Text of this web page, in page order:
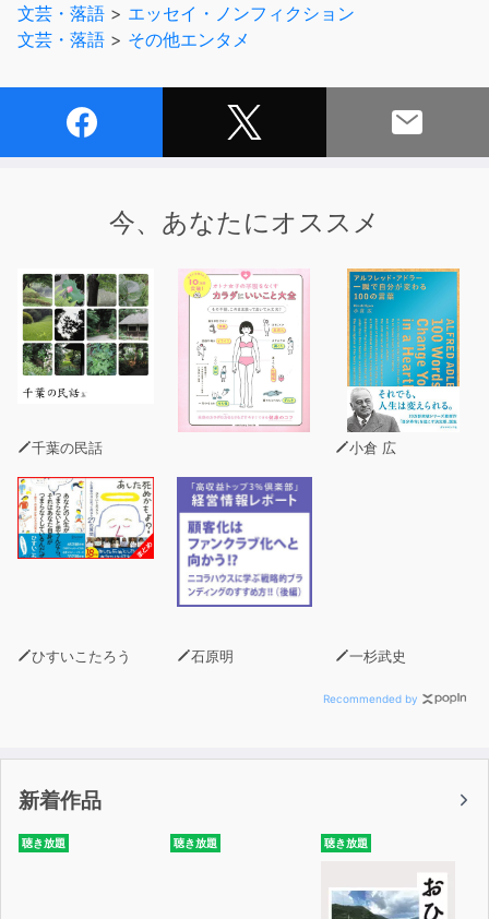
文芸・落語 > エッセイ・ノンフィクション
文芸・落語 > その他エンタメ
今、あなたにオススメ
千葉の民話 小倉 広
ひすいこたろう 石原明 一杉武史
Recommended by
新着作品
聴き放題 聴き放題 聴き放題